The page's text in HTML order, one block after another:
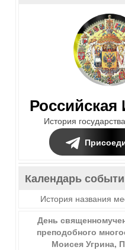
История
Календарь
История названия
День
преподобного
Моисея Угрина,